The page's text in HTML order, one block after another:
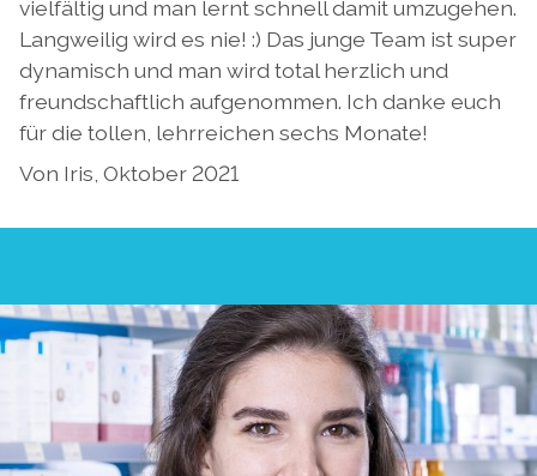
vielfältig und man lernt schnell damit umzugehen.
Langweilig wird es nie! :) Das junge Team ist super
dynamisch und man wird total herzlich und
freundschaftlich aufgenommen. Ich danke euch
für die tollen, lehrreichen sechs Monate!
Von Iris, Oktober 2021